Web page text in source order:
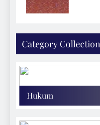
Category Collection
Hukum